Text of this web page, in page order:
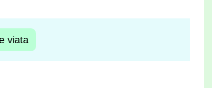
viata